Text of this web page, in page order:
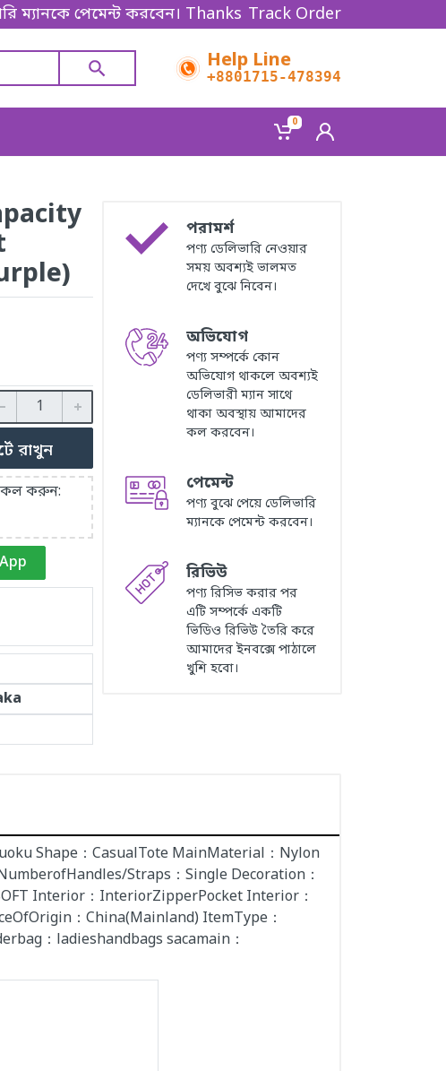
পেমেন্ট করবেন। Thanks for shopping!Track Order
Help Line
+8801715-478394
0
রাখুন
কল করুন:
পরামর্শ
পণ্য ডেলিভারি নেওয়ার
সময় অবশ্যই ভালমত
দেখে বুঝে নিবেন।
অভিযোগ
পণ্য সম্পর্কে কোন
অভিযোগ থাকলে অবশ্যই
ডেলিভারী ম্যান সাথে
থাকা অবস্থায় আমাদের
কল করবেন।
পেমেন্ট
পণ্য বুঝে পেয়ে ডেলিভারি
ম্যানকে পেমেন্ট করবেন।
রিভিউ
পণ্য রিসিভ করার পর
এটি সম্পর্কে একটি
ভিডিও রিভিউ তৈরি করে
আমাদের ইনবক্সে পাঠালে
খুশি হবো।
Shape：CasualTote MainMaterial：Nylon
Straps：Single Decoration：
Interior：InteriorZipperPocket Interior：
：China(Mainland) ItemType：
：ladieshandbags sacamain：